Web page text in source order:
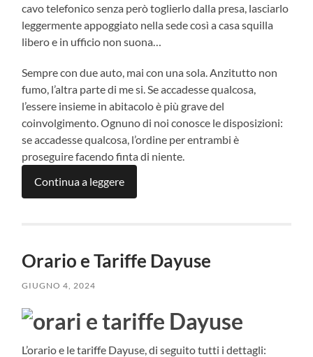
cavo telefonico senza però toglierlo dalla presa, lasciarlo
leggermente appoggiato nella sede così a casa squilla
libero e in ufficio non suona…
Sempre con due auto, mai con una sola. Anzitutto non
fumo, l’altra parte di me si. Se accadesse qualcosa,
l’essere insieme in abitacolo è più grave del
coinvolgimento. Ognuno di noi conosce le disposizioni:
se accadesse qualcosa, l’ordine per entrambi è
proseguire facendo finta di niente.
Continua a leggere
Orario e Tariffe Dayuse
GIUGNO 4, 2024
L’orario e le tariffe Dayuse, di seguito tutti i dettagli: